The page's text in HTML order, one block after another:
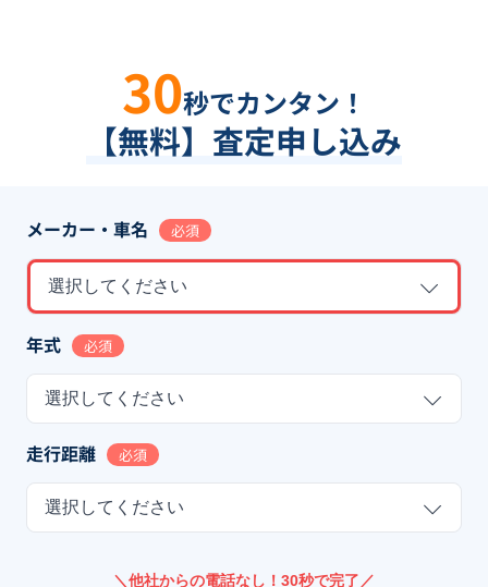
30秒でカンタン！
【無料】査定申し込み
メーカー・車名 必須
選択してください
年式 必須
選択してください
走行距離 必須
選択してください
＼他社からの電話なし！30秒で完了／